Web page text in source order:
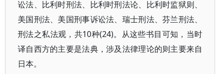
讼法、比利时刑法、比利时刑法论、比利时监狱则、
美国刑法、美国刑事诉讼法、瑞士刑法、芬兰刑法、
刑法之私法观，共10种(24)。从这些书目可知，当时
译自西方的主要是法典，涉及法律理论的则主要来自
日本。